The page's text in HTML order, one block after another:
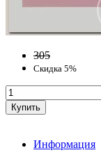
305
Скидка 5%
Информация